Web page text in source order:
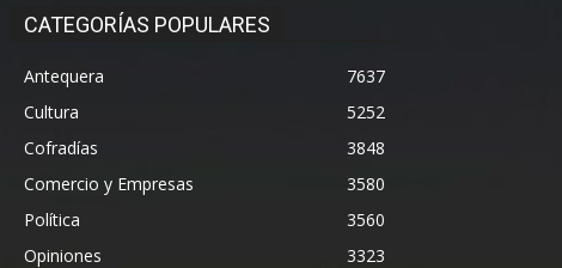
CATEGORÍAS POPULARES
Antequera
7637
Cultura
5252
Cofradías
3848
Comercio y Empresas
3580
Política
3560
Opiniones
3323